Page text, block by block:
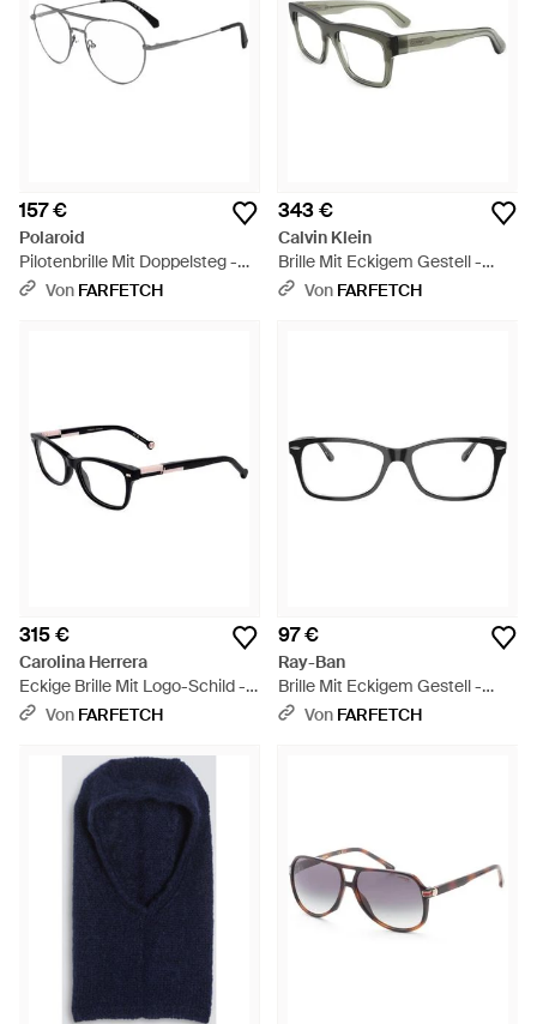
157 €
Polaroid
Pilotenbrille Mit Doppelsteg -
GrauVon FARFETCH
343 €
Calvin Klein
Brille Mit Eckigem Gestell -
Mettallic
Von FARFETCH
315 €
Carolina Herrera
Eckige Brille Mit Logo-Schild -
WeißVon FARFETCH
97 €
Ray-Ban
Brille Mit Eckigem Gestell -
Schwarz
Von FARFETCH